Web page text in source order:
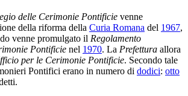
delle Cerimonie Pontificie venne
della riforma della Curia Romana del 1967,
venne promulgato il Regolamento
Pontificie nel 1970. La Prefettura allora
per le Cerimonie Pontificie. Secondo tale
Pontifici erano in numero di dodici: otto